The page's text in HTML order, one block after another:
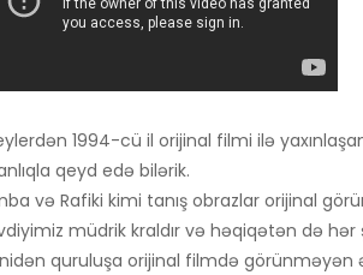
1994-cü il orijinal filmi ilə
qeyd edə bilərik.
və Rafiki kimi tanış obrazlar orijinal
müdrik kraldır və həqiqətən də
quruluşa orijinal filmdə görünməyən